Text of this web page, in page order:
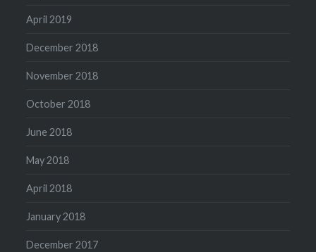
April 2019
December 2018
November 2018
October 2018
June 2018
May 2018
April 2018
January 2018
December 2017